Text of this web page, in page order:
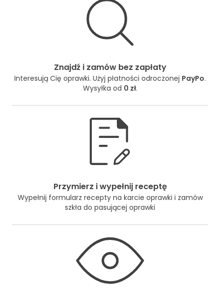
Znajdź i zamów bez zapłaty
Interesują Cię oprawki. Użyj płatności odroczonej PayPo.
Wysyłka od 0 zł.
Przymierz i wypełnij receptę
Wypełnij formularz recepty na karcie oprawki i zamów
szkła do pasującej oprawki